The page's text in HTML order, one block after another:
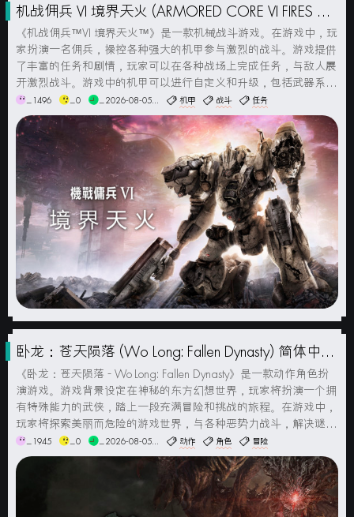
机战佣兵 VI 境界天火 (ARMORED CORE VI FIRES OF
RUBICON) 简体中文版
《机战佣兵™VI 境界天火™》是一款机械战斗游戏。在游戏中，玩
家扮演一名佣兵，操控各种强大的机甲参与激烈的战斗。游戏提供
了丰富的任务和剧情，玩家可以在各种战场上完成任务，与敌人展
开激烈战斗。游戏中的机甲可以进行自定义和升级，包括武器系
统、装甲和技能。玩家可以根据战斗需求来选择和改进自己的机
甲，以应对各种敌人和场景。游戏中的战斗采用实时...
_1496 _0 _2026-08-05... 机甲 战斗 任务
卧龙：苍天陨落 (Wo Long: Fallen Dynasty) 简体中文
版
《卧龙：苍天陨落 - Wo Long: Fallen Dynasty》是一款动作角色扮
演游戏。游戏背景设定在神秘的东方幻想世界，玩家将扮演一个拥
有特殊能力的武侠，踏上一段充满冒险和挑战的旅程。在游戏中，
玩家将探索美丽而危险的游戏世界，与各种恶势力战斗，解决谜题
和任务。玩家可以通过提升角色的等级和技能，打造强大的战斗技
巧，并收集各种装备和武器来提升战斗能力。玩...
_1945 _0 _2026-08-05... 动作 角色 冒险